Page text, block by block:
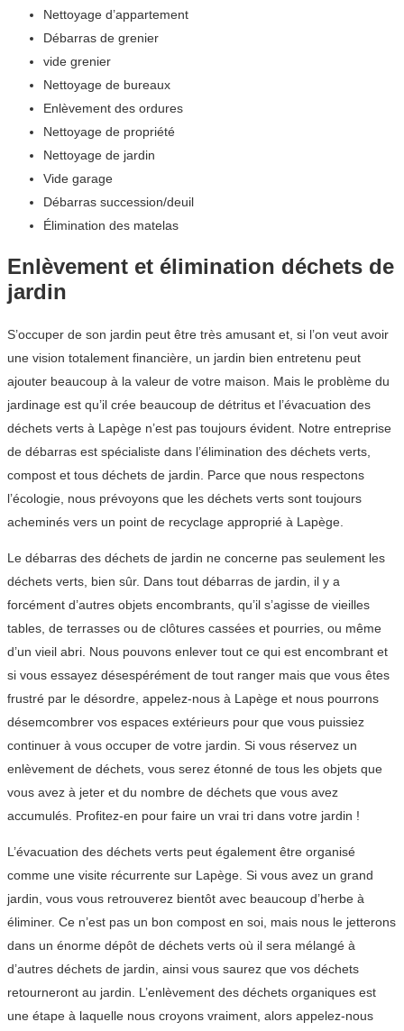
Nettoyage d’appartement
Débarras de grenier
vide grenier
Nettoyage de bureaux
Enlèvement des ordures
Nettoyage de propriété
Nettoyage de jardin
Vide garage
Débarras succession/deuil
Élimination des matelas
Enlèvement et élimination déchets de
jardin
S’occuper de son jardin peut être très amusant et, si l’on veut avoir
une vision totalement financière, un jardin bien entretenu peut
ajouter beaucoup à la valeur de votre maison. Mais le problème du
jardinage est qu’il crée beaucoup de détritus et l’évacuation des
déchets verts à Lapège n’est pas toujours évident. Notre entreprise
de débarras est spécialiste dans l’élimination des déchets verts,
compost et tous déchets de jardin. Parce que nous respectons
l’écologie, nous prévoyons que les déchets verts sont toujours
acheminés vers un point de recyclage approprié à Lapège.
Le débarras des déchets de jardin ne concerne pas seulement les
déchets verts, bien sûr. Dans tout débarras de jardin, il y a
forcément d’autres objets encombrants, qu’il s’agisse de vieilles
tables, de terrasses ou de clôtures cassées et pourries, ou même
d’un vieil abri. Nous pouvons enlever tout ce qui est encombrant et
si vous essayez désespérément de tout ranger mais que vous êtes
frustré par le désordre, appelez-nous à Lapège et nous pourrons
désemcombrer vos espaces extérieurs pour que vous puissiez
continuer à vous occuper de votre jardin. Si vous réservez un
enlèvement de déchets, vous serez étonné de tous les objets que
vous avez à jeter et du nombre de déchets que vous avez
accumulés. Profitez-en pour faire un vrai tri dans votre jardin !
L’évacuation des déchets verts peut également être organisé
comme une visite récurrente sur Lapège. Si vous avez un grand
jardin, vous vous retrouverez bientôt avec beaucoup d’herbe à
éliminer. Ce n’est pas un bon compost en soi, mais nous le jetterons
dans un énorme dépôt de déchets verts où il sera mélangé à
d’autres déchets de jardin, ainsi vous saurez que vos déchets
retourneront au jardin. L’enlèvement des déchets organiques est
une étape à laquelle nous croyons vraiment, alors appelez-nous